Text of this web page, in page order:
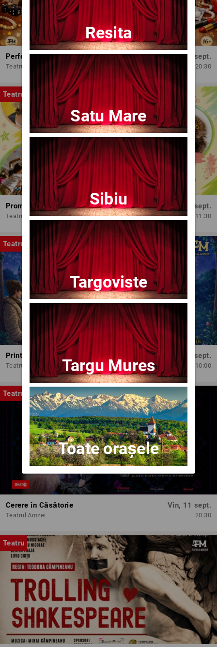
Perfect Necăsătoriți
Teatrul Amzei
Mar, 15 sept.
20:30
Teatru
Promit să mă joc!
Teatrul Amzei
Dum, 13 sept.
11:30
Teatru
Printesele fermecate
Teatrul Amzei
Dum, 13 sept.
10:00
Teatru
Cerere în Căsătorie
Teatrul Amzei
Vin, 11 sept.
20:30
Teatru
Resita
Satu Mare
Sibiu
Targoviste
Targu Mures
Toate orașele